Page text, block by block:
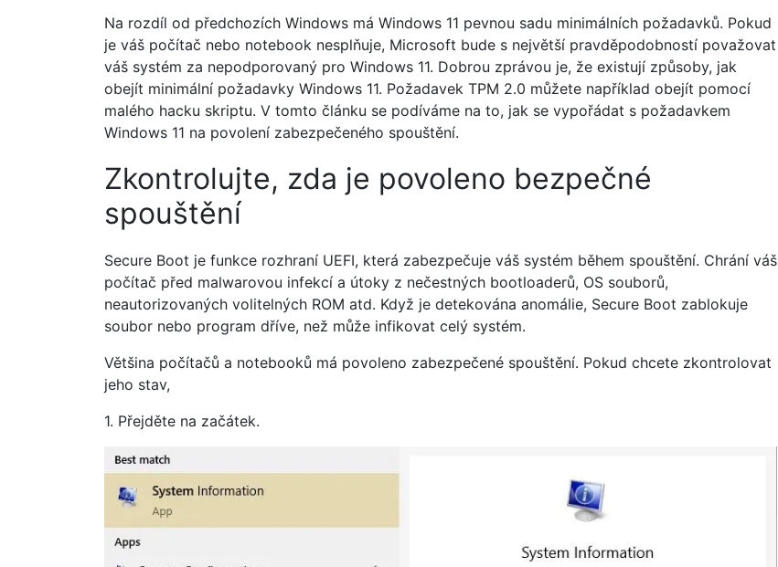
Na rozdíl od předchozích Windows má Windows 11 pevnou sadu minimálních požadavků. Pokud
je váš počítač nebo notebook nesplňuje, Microsoft bude s největší pravděpodobností považovat
váš systém za nepodporovaný pro Windows 11. Dobrou zprávou je, že existují způsoby, jak
obejít minimální požadavky Windows 11. Požadavek TPM 2.0 můžete například obejít pomocí
malého hacku skriptu. V tomto článku se podíváme na to, jak se vypořádat s požadavkem
Windows 11 na povolení zabezpečeného spouštění.
Zkontrolujte, zda je povoleno bezpečné
spouštění
Secure Boot je funkce rozhraní UEFI, která zabezpečuje váš systém během spouštění. Chrání váš
počítač před malwarovou infekcí a útoky z nečestných bootloaderů, OS souborů,
neautorizovaných volitelných ROM atd. Když je detekována anomálie, Secure Boot zablokuje
soubor nebo program dříve, než může infikovat celý systém.
Většina počítačů a notebooků má povoleno zabezpečené spouštění. Pokud chcete zkontrolovat
jeho stav,
1. Přejděte na začátek.